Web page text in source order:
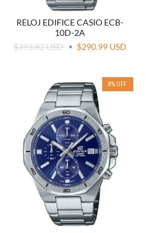
RELOJ EDIFICE CASIO ECB-
10D-2A
$393.82 USD
$290.99 USD
8% OFF